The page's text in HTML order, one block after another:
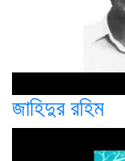
জাহিদুর রহিম